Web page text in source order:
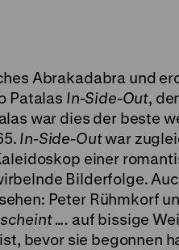
Abrakadabra und
Patalas In-Side-Out,
war dies der beste
In-Side-Outwar
einer
Bilderfolge.
Peter Rühmkorf
…. auf bissige
bevor sie begonnen